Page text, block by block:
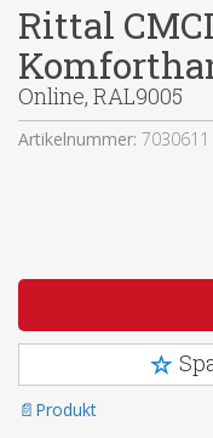
Rittal
Online, RAL9005
Artikelnummer: 7030611
Produkt